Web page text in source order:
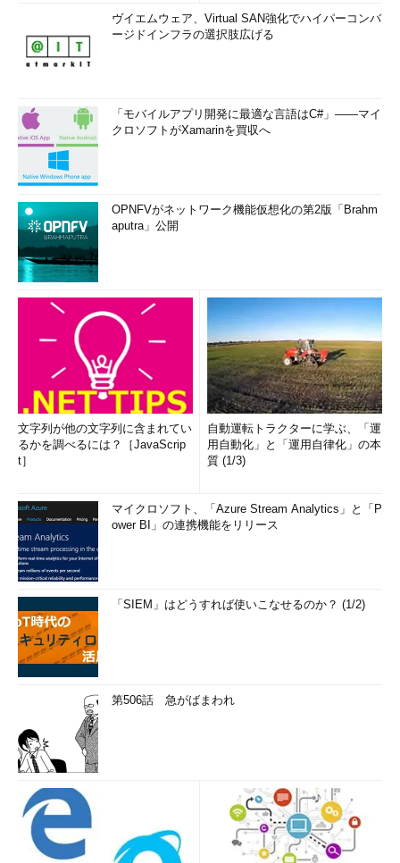
ヴイエムウェア、Virtual SAN強化でハイパーコンバ
ージドインフラの選択肢広げる
「モバイルアプリ開発に最適な言語はC#」――マイ
クロソフトがXamarinを買収へ
OPNFVがネットワーク機能仮想化の第2版「Brahm
aputra」公開
文字列が他の文字列に含まれてい
るかを調べるには？［JavaScrip
t］
自動運転トラクターに学ぶ、「運
用自動化」と「運用自律化」の本
質 (1/3)
マイクロソフト、「Azure Stream Analytics」と「P
ower BI」の連携機能をリリース
「SIEM」はどうすれば使いこなせるのか？ (1/2)
第506話 急がばまわれ